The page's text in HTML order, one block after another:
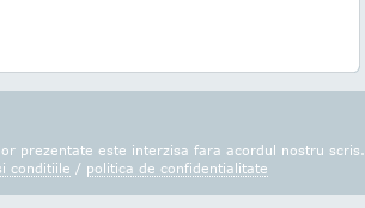
prezentate este interzisa fara acordul nostru scris.
conditiile / politica de confidentialitate